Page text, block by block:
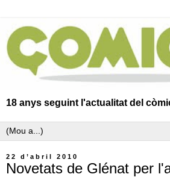
18 anys seguint l'actualitat del
22 d’abril 2010
Novetats de Glénat per